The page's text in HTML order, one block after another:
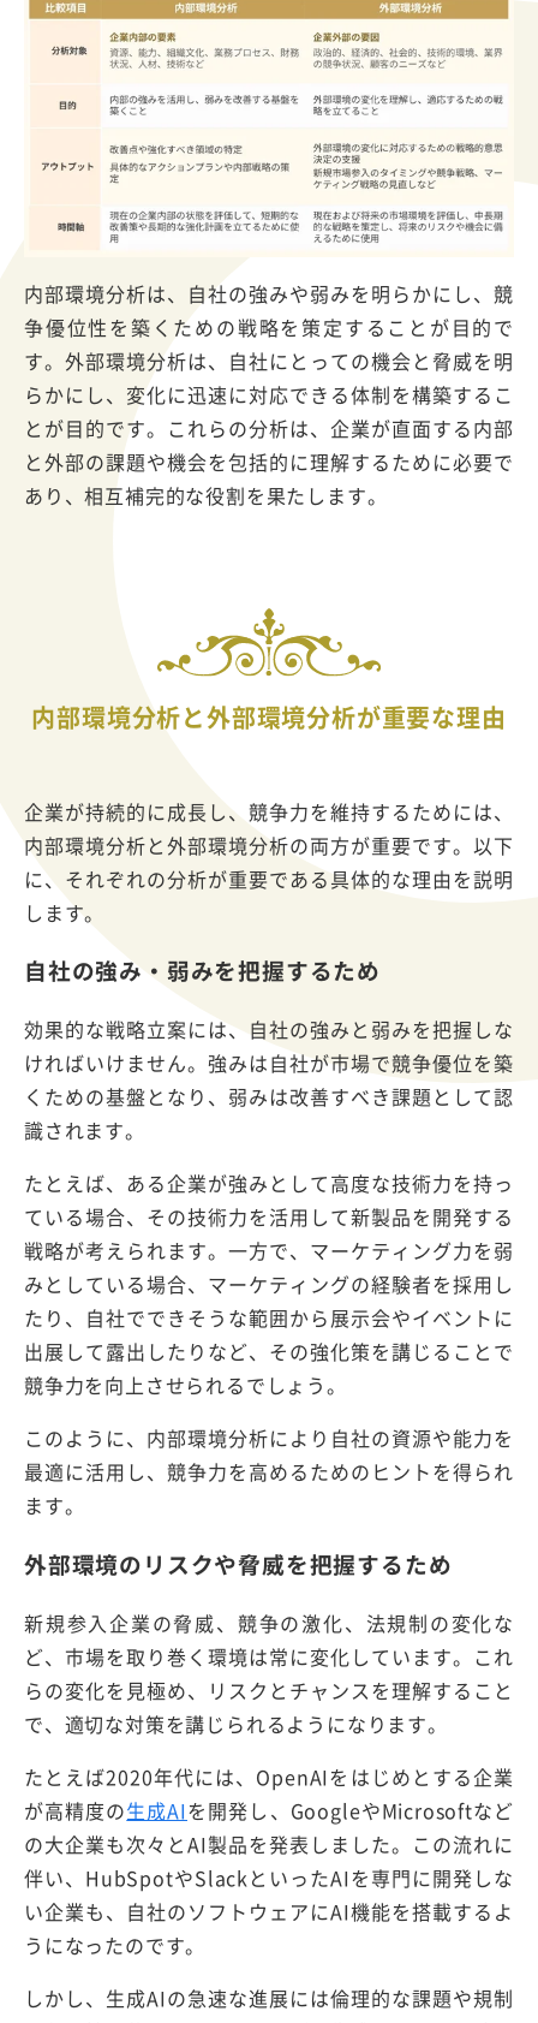
内部環境分析は、自社の強みや弱みを明らかにし、競
争優位性を築くための戦略を策定することが目的で
す。外部環境分析は、自社にとっての機会と脅威を明
らかにし、変化に迅速に対応できる体制を構築するこ
とが目的です。これらの分析は、企業が直面する内部
と外部の課題や機会を包括的に理解するために必要で
あり、相互補完的な役割を果たします。
内部環境分析と外部環境分析が重要な理由
企業が持続的に成長し、競争力を維持するためには、
内部環境分析と外部環境分析の両方が重要です。以下
に、それぞれの分析が重要である具体的な理由を説明
します。
自社の強み・弱みを把握するため
効果的な戦略立案には、自社の強みと弱みを把握しな
ければいけません。強みは自社が市場で競争優位を築
くための基盤となり、弱みは改善すべき課題として認
識されます。
たとえば、ある企業が強みとして高度な技術力を持っ
ている場合、その技術力を活用して新製品を開発する
戦略が考えられます。一方で、マーケティング力を弱
みとしている場合、マーケティングの経験者を採用し
たり、自社でできそうな範囲から展示会やイベントに
出展して露出したりなど、その強化策を講じることで
競争力を向上させられるでしょう。
このように、内部環境分析により自社の資源や能力を
最適に活用し、競争力を高めるためのヒントを得られ
ます。
外部環境のリスクや脅威を把握するため
新規参入企業の脅威、競争の激化、法規制の変化な
ど、市場を取り巻く環境は常に変化しています。これ
らの変化を見極め、リスクとチャンスを理解すること
で、適切な対策を講じられるようになります。
たとえば2020年代には、OpenAIをはじめとする企業
が高精度の生成AIを開発し、GoogleやMicrosoftなど
の大企業も次々とAI製品を発表しました。この流れに
伴い、HubSpotやSlackといったAIを専門に開発しな
い企業も、自社のソフトウェアにAI機能を搭載するよ
うになったのです。
しかし、生成AIの急速な進展には倫理的な課題や規制